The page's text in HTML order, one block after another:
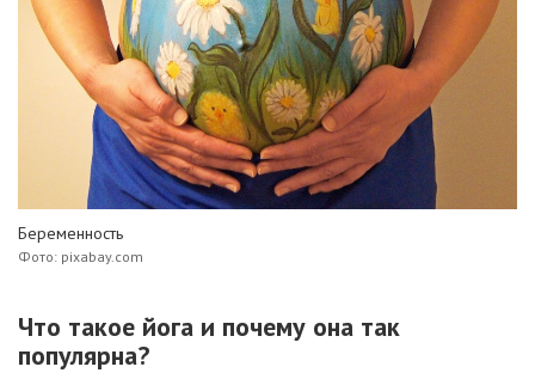
Беременность
Фото: pixabay.com
Что такое йога и почему она так
популярна?